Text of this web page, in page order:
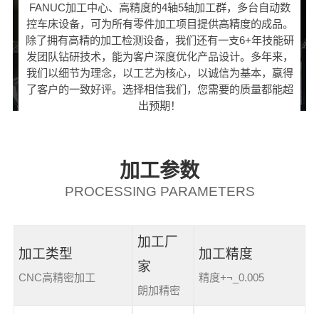
FANUC加工中心、高精度的4轴5轴加工群，多台自动数
控车床设备，可为所有零件加工项目提供高精度的成品。
除了拥有高精的加工检测设备，我们还有一支6+年技能研
发团队钻研技术，能为客户深度优化产品设计。多年来，
我们以细节为理念，以工艺为核心，以诚信为基本，赢得
了客户的一致好评。选择相信我们，您需要的质量都能超
出预期！
加工参数
PROCESSING PARAMETERS
加工类型
CNC高精密加工
加工厂
家
朗加精密
加工精度
精度+¬_0.005